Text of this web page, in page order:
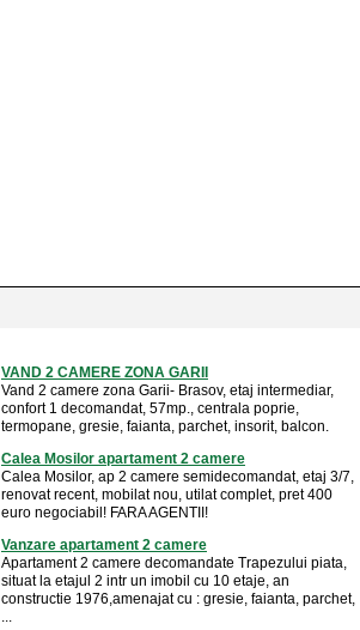
VAND 2 CAMERE ZONA GARII
Vand 2 camere zona Garii- Brasov, etaj intermediar,
confort 1 decomandat, 57mp., centrala poprie,
termopane, gresie, faianta, parchet, insorit, balcon.
Calea Mosilor apartament 2 camere
Calea Mosilor, ap 2 camere semidecomandat, etaj 3/7,
renovat recent, mobilat nou, utilat complet, pret 400
euro negociabil! FARA AGENTII!
Vanzare apartament 2 camere
Apartament 2 camere decomandate Trapezului piata,
situat la etajul 2 intr un imobil cu 10 etaje, an
constructie 1976,amenajat cu : gresie, faianta, parchet,
...